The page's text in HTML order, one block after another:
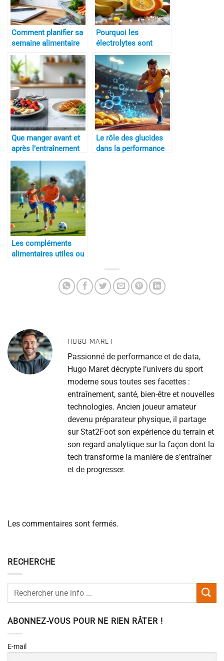
Comment planifier sa
semaine alimentaire
Pourquoi les
électrolytes sont
essentiels
Que manger avant et
après l’entraînement
Le rôle des glucides
dans la performance
Les compléments
alimentaires utiles ou
HUGO MARET
Passionné de performance et de data,
Hugo Maret décrypte l’univers du sport
moderne sous toutes ses facettes :
entraînement, santé, bien-être et nouvelles
technologies. Ancien joueur amateur
devenu préparateur physique, il partage
sur Stat2Foot son expérience du terrain et
son regard analytique sur la façon dont la
tech transforme la manière de s’entraîner
et de progresser.
Les commentaires sont fermés.
RECHERCHE
ABONNEZ-VOUS POUR NE RIEN RÂTER !
E-mail